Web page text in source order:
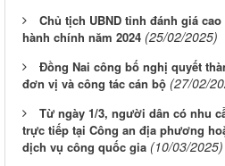
Chủ tịch UBND tỉnh đánh giá
hành chính năm 2024 (25/02/2025)
Đồng Nai công bố nghị quyết
đơn vị và công tác cán bộ (27/02/
Từ ngày 1/3, người dân có nhu
trực tiếp tại Công an địa phương
dịch vụ công quốc gia (10/03/2025)